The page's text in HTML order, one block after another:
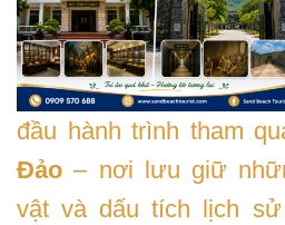
đầu hành trình tham
Đảo – nơi lưu giữ
vật và dấu tích lịch